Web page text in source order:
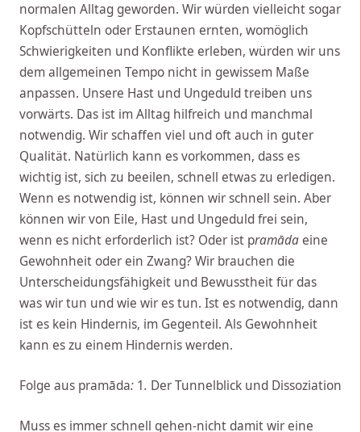
normalen Alltag geworden. Wir würden vielleicht sogar
Kopfschütteln oder Erstaunen ernten, womöglich
Schwierigkeiten und Konflikte erleben, würden wir uns
dem allgemeinen Tempo nicht in gewissem Maße
anpassen. Unsere Hast und Ungeduld treiben uns
vorwärts. Das ist im Alltag hilfreich und manchmal
notwendig. Wir schaffen viel und oft auch in guter
Qualität. Natürlich kann es vorkommen, dass es
wichtig ist, sich zu beeilen, schnell etwas zu erledigen.
Wenn es notwendig ist, können wir schnell sein. Aber
können wir von Eile, Hast und Ungeduld frei sein,
wenn es nicht erforderlich ist? Oder ist pramādaeine
Gewohnheit oder ein Zwang? Wir brauchen die
Unterscheidungsfähigkeit und Bewusstheit für das
was wir tun und wie wir es tun. Ist es notwendig, dann
ist es kein Hindernis, im Gegenteil. Als Gewohnheit
kann es zu einem Hindernis werden.
Folge aus pramāda: 1. Der Tunnelblick und Dissoziation
Muss es immer schnell gehen-nicht damit wir eine